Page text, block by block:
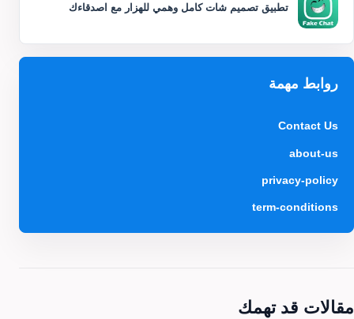
تطبيق تصميم شات كامل وهمي للهزار مع اصدقاءك
روابط مهمة
Contact Us
about-us
privacy-policy
term-conditions
مقالات قد تهمك